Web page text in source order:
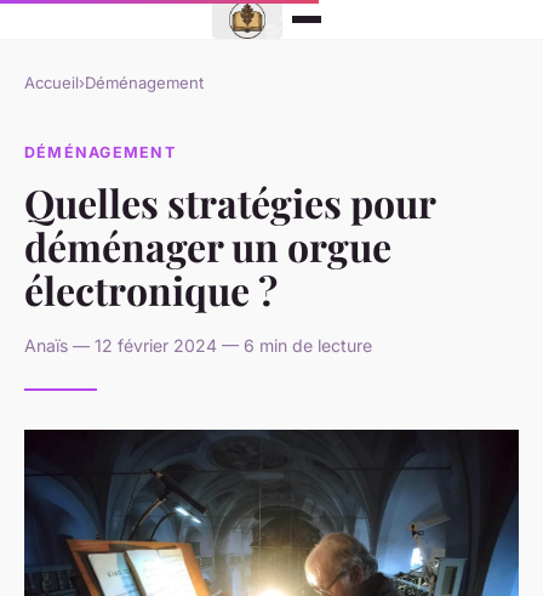
Accueil›Déménagement
DÉMÉNAGEMENT
Quelles stratégies pour
déménager un orgue
électronique ?
Anaïs — 12 février 2024 — 6 min de lecture